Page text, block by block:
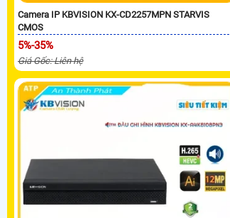
Camera IP KBVISION KX-CD2257MPN STARVIS
CMOS
5%-35%
Giá Gốc: Liên hệ